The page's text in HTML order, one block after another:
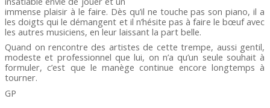
immense plaisir à le faire. Dès qu’il ne touche pas son piano, il a
les doigts qui le démangent et il n’hésite pas à faire le bœuf avec
les autres musiciens, en leur laissant la part belle.
Quand on rencontre des artistes de cette trempe, aussi gentil,
modeste et professionnel que lui, on n’a qu’un seule souhait à
formuler, c’est que le manège continue encore longtemps à
tourner.
GP